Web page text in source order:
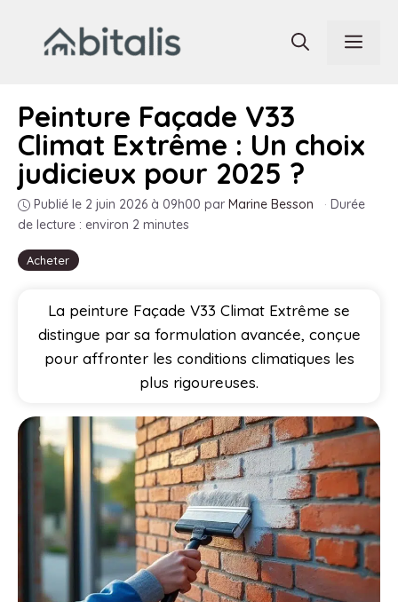
contenu
Acheter
Peinture Façade V33
Climat Extrême : Un choix
judicieux pour 2025 ?
Publié le 2 juin 2026 à 09h00 par Marine Besson · Durée
de lecture : environ 2 minutes
La peinture Façade V33 Climat Extrême se
distingue par sa formulation avancée, conçue
pour affronter les conditions climatiques les
plus rigoureuses.